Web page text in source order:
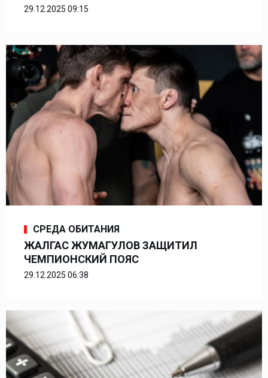
29.12.2025 09:15
СРЕДА ОБИТАНИЯ
ЖАЛГАС ЖУМАГУЛОВ ЗАЩИТИЛ
ЧЕМПИОНСКИЙ ПОЯС
29.12.2025 06:38